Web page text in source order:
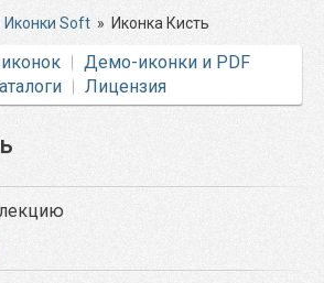
Иконки Soft » Иконка Кисть
Демо-иконки и PDF
Лицензия